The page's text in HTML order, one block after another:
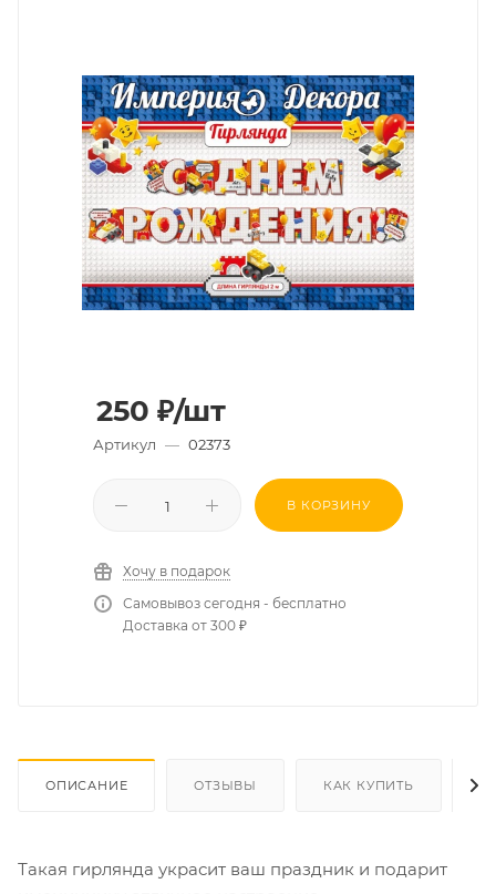
250 ₽/шт
Артикул — 02373
В КОРЗИНУ
Хочу в подарок
Самовывоз сегодня - бесплатно
Доставка от 300 ₽
ОПИСАНИЕ ОТЗЫВЫ КАК КУПИТЬ
Такая гирлянда украсит ваш праздник и подарит